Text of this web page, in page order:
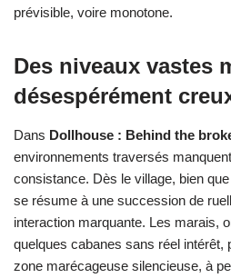
prévisible, voire monotone.
Des niveaux vastes
désespérément
Dans Dollhouse : Behind the
environnements traversés
consistance. Dès le village, bien
se résume à une succession de
interaction marquante. Les marais,
quelques cabanes sans réel intérêt,
zone marécageuse silencieuse, à